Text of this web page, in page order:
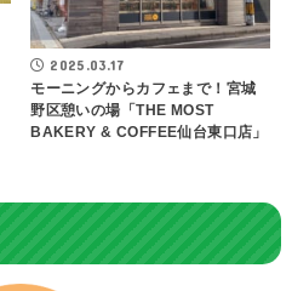
2025.03.17
モーニングからカフェまで！宮城
野区憩いの場「THE MOST
BAKERY & COFFEE仙台東口店」